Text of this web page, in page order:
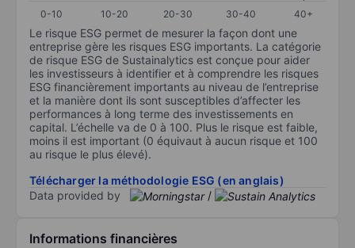
0-10 10-20 20-30 30-40 40+
Le risque ESG permet de mesurer la façon dont une
entreprise gère les risques ESG importants. La catégorie
de risque ESG de Sustainalytics est conçue pour aider
les investisseurs à identifier et à comprendre les risques
ESG financièrement importants au niveau de l’entreprise
et la manière dont ils sont susceptibles d’affecter les
performances à long terme des investissements en
capital. L’échelle va de 0 à 100. Plus le risque est faible,
moins il est important (0 équivaut à aucun risque et 100
au risque le plus élevé).
Télécharger la méthodologie ESG (en anglais)
Data provided by
/
Informations financières